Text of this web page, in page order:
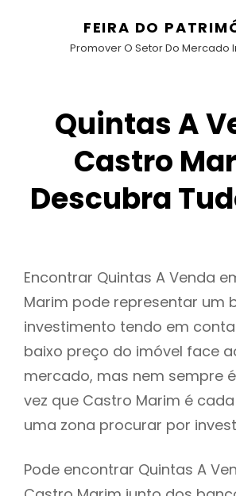
FEIRA DO
Promover O Setor Do Mercado
Quintas A
Castro
Descubra
Encontrar Quintas A Venda
Marim pode representar um
investimento tendo em
baixo preço do imóvel face
mercado, mas nem sempre
vez que Castro Marim é
uma zona procurar por
Pode encontrar Quintas A